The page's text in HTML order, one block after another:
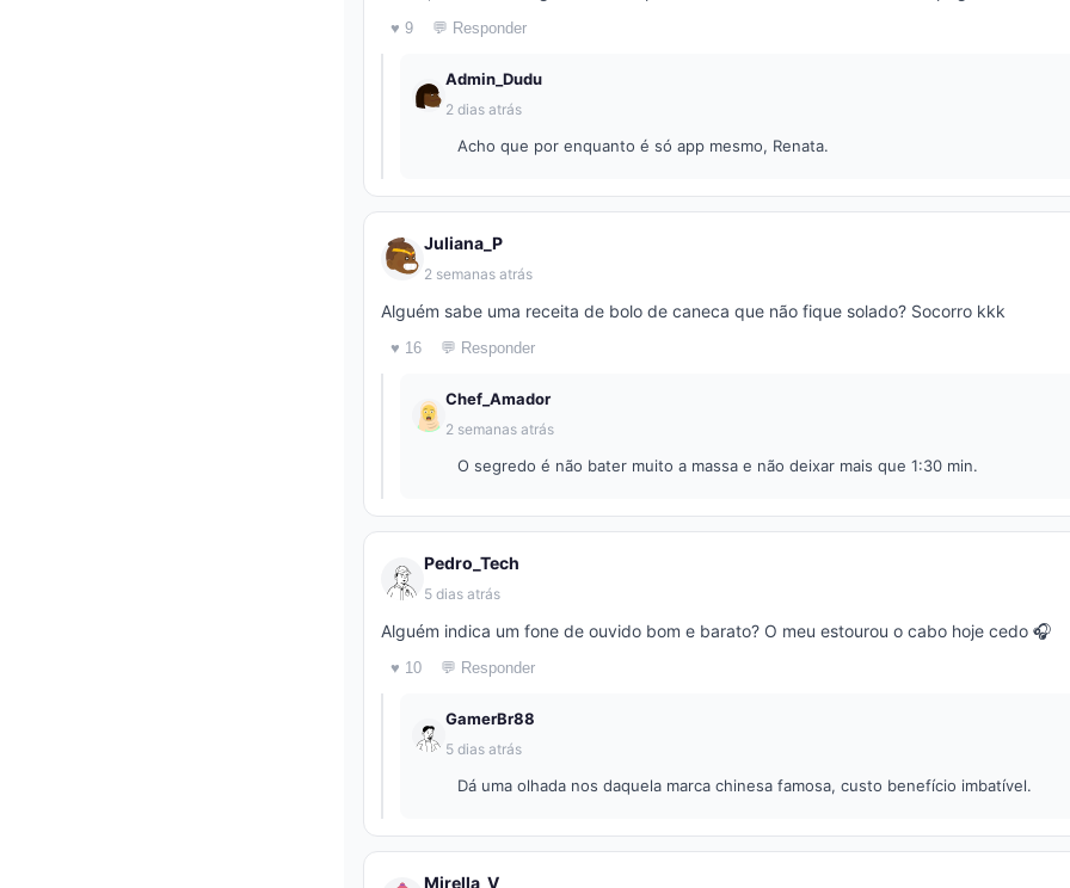
♥ 9 💬 Responder
Admin_Dudu
2 dias atrás
Acho que por enquanto é só app mesmo, Renata.
Juliana_P
2 semanas atrás
Alguém sabe uma receita de bolo de caneca que não fique solado? Socorro kkk
♥ 16 💬 Responder
Chef_Amador
2 semanas atrás
O segredo é não bater muito a massa e não deixar mais que 1:30 min.
Pedro_Tech
5 dias atrás
Alguém indica um fone de ouvido bom e barato? O meu estourou o cabo hoje cedo 🎧
♥ 10 💬 Responder
GamerBr88
5 dias atrás
Dá uma olhada nos daquela marca chinesa famosa, custo benefício imbatível.
Mirella_V